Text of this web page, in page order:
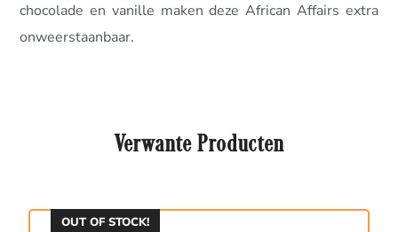
chocolade en vanille maken deze African Affairs extra
onweerstaanbaar.
Verwante Producten
OUT OF STOCK!